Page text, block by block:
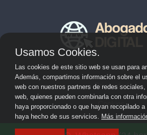
Aviso Legal
Privacidad
Cookies
Usamos Cookies.
Las cookies de este sitio web se usan para
Además, compartimos información sobre el
web con nuestros partners de redes
web, quienes pueden combinarla con otra
haya proporcionado o que hayan recopilado
haya hecho de sus servicios. Más